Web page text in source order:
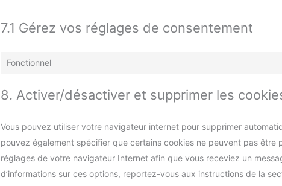
7.1 Gérez vos réglages de consentement
Fonctionnel
8. Activer/désactiver et supprimer les
Vous pouvez utiliser votre navigateur internet pour supprimer
pouvez également spécifier que certains cookies ne peuvent pas être
réglages de votre navigateur Internet afin que vous receviez un
d’informations sur ces options, reportez-vous aux instructions de la